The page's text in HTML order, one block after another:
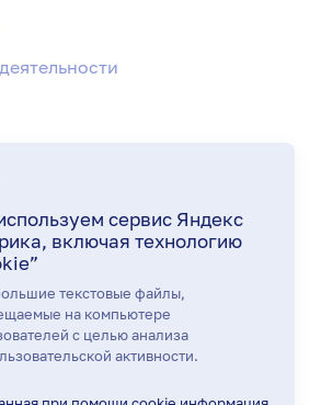
сервис Яндекс
включая технологию
текстовые файлы,
на компьютере
с целью анализа
активности.